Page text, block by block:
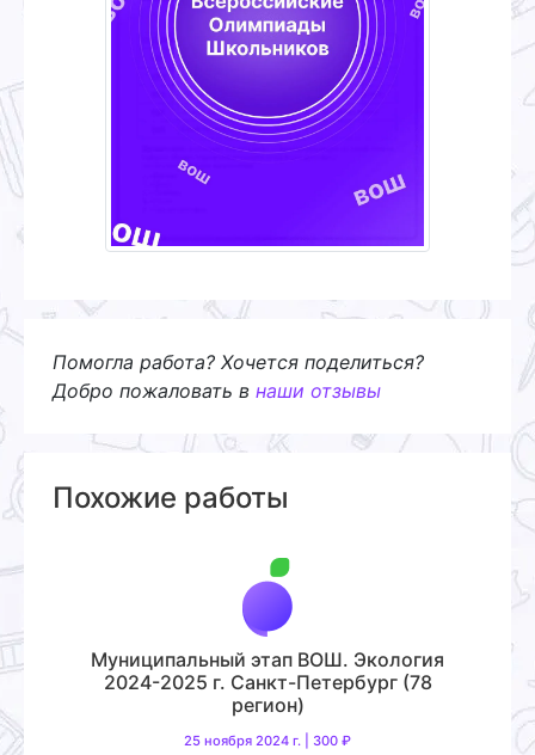
Помогла работа? Хочется поделиться?
Добро пожаловать в наши отзывы
Похожие работы
Муниципальный этап ВОШ. Экология
2024-2025 г. Санкт-Петербург (78
регион)
25 ноября 2024 г. | 300 ₽